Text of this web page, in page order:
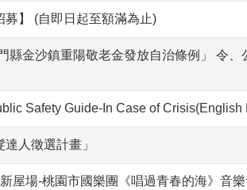
募】 (自即日起至額滿為止)
縣金沙鎮重陽敬老金發放自治條例」 令、
Safety Guide-In Case of Crisis(English
人徵選計畫」
屋場-桃園市國樂團《唱過青春的海》音